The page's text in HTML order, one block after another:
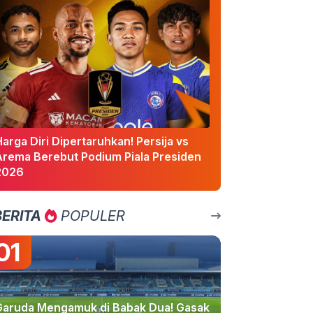
Diri Dipertaruhkan! Persija vs
Berebut Podium Piala Presiden
POPULER
Mengamuk di Babak Dua! Gasak